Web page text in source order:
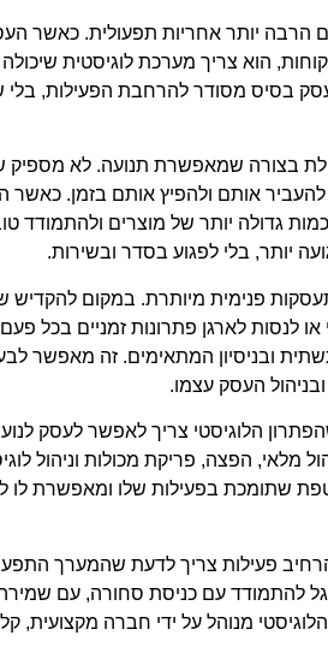
הרבה יותר אחריות תפעולית. כאשר
הוא צריך מערכת לוגיסטית
בסיס מסודר להרחבת הפעילות,
בצורה שמאפשרת תנועה. לא מספיק
אותם ולהפיץ אותם בזמן.
גדולה יותר של מוצרים ולהתמודד
יותר, בלי לפגוע בסדר ובשירות.
פנימית מיותרת. במקום להקדיש
לנסות לארגן פתרונות זמניים בכל
ובניסיון המתאימים. זה מאפשר
העסק עצמו.
הלוגיסטי צריך לאפשר לעסק לנוע
מלאי, הפצה, פריקת מכולות וניהול
שתומכת בפעילות שלו ומאפשרת לו
פעילות צריך לדעת שהמערך
להתמודד עם כניסת סחורה, עם
מנוהל על ידי חברה מקצועית,